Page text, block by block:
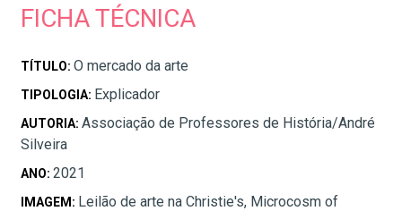
FICHA TÉCNICA
TÍTULO: O mercado da arte
TIPOLOGIA: Explicador
AUTORIA: Associação de Professores de História/André
Silveira
ANO: 2021
IMAGEM: Leilão de arte na Christie's, Microcosm of